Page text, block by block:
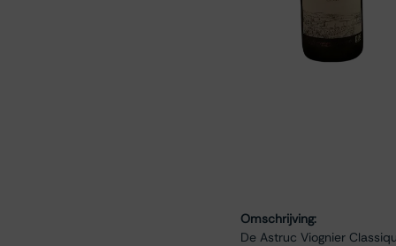
Omschrijving:
De Astruc Viognier